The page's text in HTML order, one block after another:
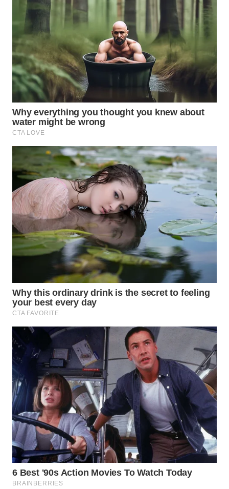
WN
BEKASI
WN
BOGOR
WN
DEPOK
WN
TAPANULI
UTARA
WN
SAMOSIR
WN
PADANG
LAWAS
SUMEDANG
WN
WN
KEPULAUAN
SERIBU
WN
TANGERANG
WN
BINJAI
WN
CIREBON